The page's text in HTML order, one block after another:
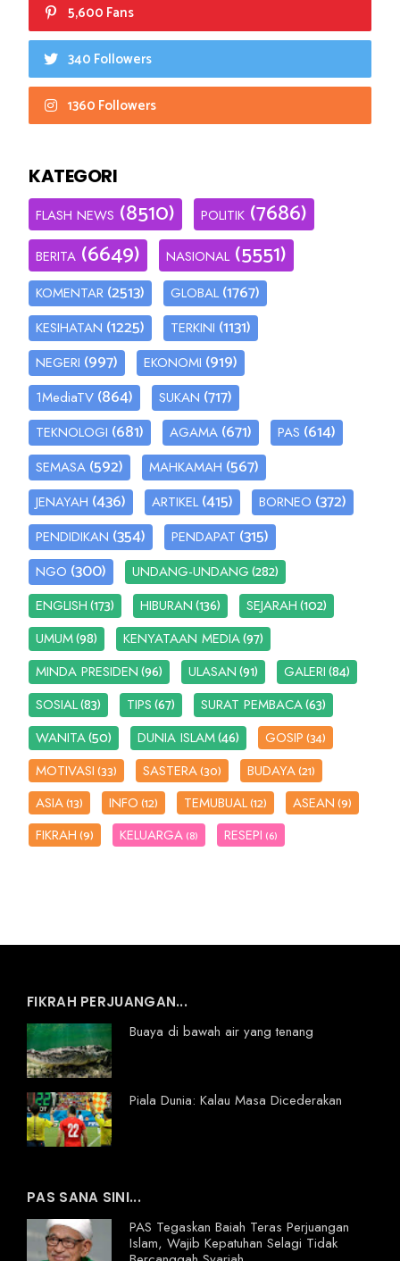
5,600 Fans
340 Followers
1360 Followers
KATEGORI
FLASH NEWS (8510) POLITIK (7686)
BERITA (6649) NASIONAL (5551)
KOMENTAR (2513) GLOBAL (1767)
KESIHATAN (1225) TERKINI (1131)
NEGERI (997) EKONOMI (919)
1MediaTV (864) SUKAN (717)
TEKNOLOGI (681) AGAMA (671) PAS (614)
SEMASA (592) MAHKAMAH (567)
JENAYAH (436) ARTIKEL (415) BORNEO (372)
PENDIDIKAN (354) PENDAPAT (315)
NGO (300) UNDANG-UNDANG(282)
ENGLISH(173) HIBURAN(136) SEJARAH(102)
UMUM(98) KENYATAAN MEDIA(97)
MINDA PRESIDEN(96) ULASAN(91) GALERI(84)
SOSIAL(83) TIPS(67) SURAT PEMBACA(63)
WANITA(50) DUNIA ISLAM(46) GOSIP(34)
MOTIVASI(33) SASTERA(30) BUDAYA(21)
ASIA(13) INFO(12) TEMUBUAL(12) ASEAN(9)
FIKRAH(9) KELUARGA (8) RESEPI (6)
FIKRAH PERJUANGAN...
Buaya di bawah air yang tenang
Piala Dunia: Kalau Masa Dicederakan
PAS SANA SINI...
PAS Tegaskan Baiah Teras Perjuangan
Islam, Wajib Kepatuhan Selagi Tidak